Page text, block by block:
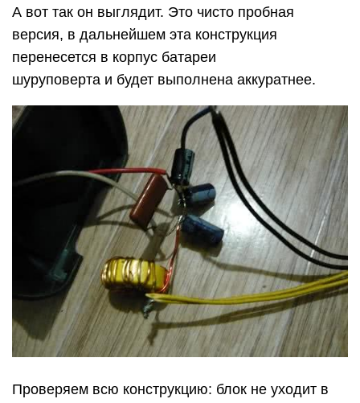
А вот так он выглядит. Это чисто пробная
версия, в дальнейшем эта конструкция
перенесется в корпус батареи
шуруповерта и будет выполнена аккуратнее.
Проверяем всю конструкцию: блок не уходит в